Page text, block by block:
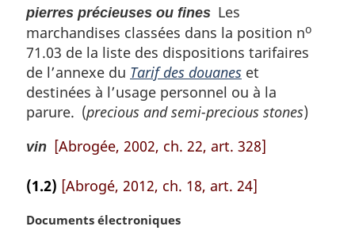
pierres précieuses ou fines Les
marchandises classées dans la position no
71.03 de la liste des dispositions tarifaires
de l’annexe du Tarif des douanes et
destinées à l’usage personnel ou à la
parure. (precious and semi-precious stones)
vin [Abrogée, 2002, ch. 22, art. 328]
(1.2) [Abrogé, 2012, ch. 18, art. 24]
N
Documents électroniques